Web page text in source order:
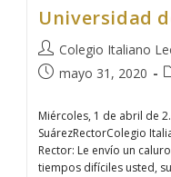
Universidad
Colegio Italiano
mayo 31, 2020
Miércoles, 1 de abril de
SuárezRectorColegio
Rector: Le envío un
tiempos difíciles usted,